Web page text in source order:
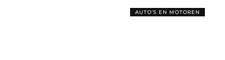
AUTO’S EN MOTOREN